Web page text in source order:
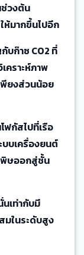
ช่วงต้น
ห้มากขึ้นไปอีก
บก๊าซ CO2 ที่
คราะห์ภาพ
พียงส่วนน้อย
ฟกัสไปที่เรือ
บบเครื่องยนต์
พิษออกสู่ชั้น
นเท่ากับมี
มในระดับสูง